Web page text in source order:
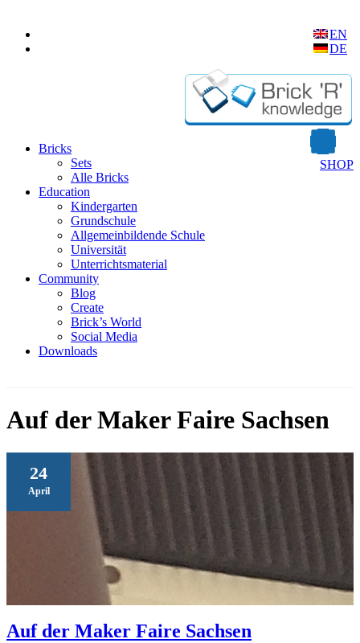
EN
DE
SHOP
Bricks
Sets
Alle Bricks
Education
Kindergarten
Grundschule
Allgemeinbildende Schule
Universität
Unterrichtsmaterial
Community
Blog
Create
Brick’s World
Social Media
Downloads
Auf der Maker Faire Sachsen
24
April
Auf der Maker Faire Sachsen